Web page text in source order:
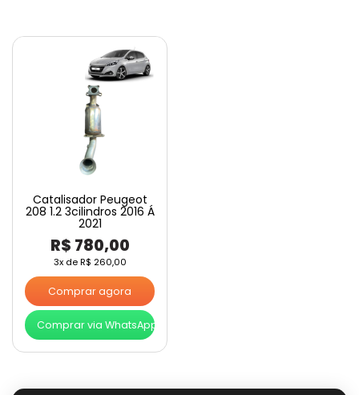
Catalisador Peugeot
208 1.2 3cilindros 2016 Á
2021
R$ 780,00
3x deR$ 260,00
Comprar agora
Comprar via WhatsApp